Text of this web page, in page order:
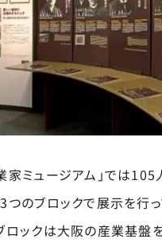
家ミュージアム」では105
のブロックで展示を行っ
ロックは大阪の産業基盤